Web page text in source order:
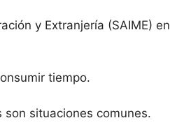
y Extranjería (SAIME) en
tiempo.
situaciones comunes.